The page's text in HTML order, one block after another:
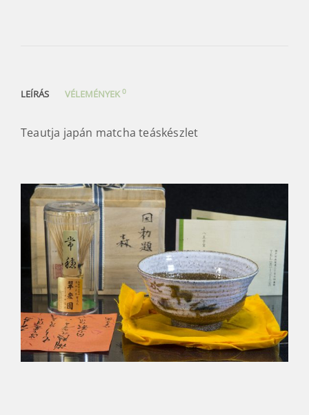
LEÍRÁS VÉLEMÉNYEK0
Teautja japán matcha teáskészlet